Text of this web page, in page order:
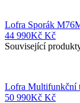
Lofra Sporák
44 990Kč Kč
Související
Lofra Multifunkční
50 990Kč Kč